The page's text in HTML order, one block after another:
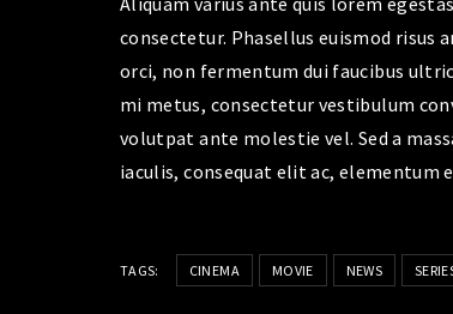
consectetur. Phasellus euismod risus
orci, non fermentum dui faucibus
mi metus, consectetur vestibulum
volutpat ante molestie vel. Sed a
iaculis, consequat elit ac, elementum
TAGS: CINEMA MOVIE NEWS